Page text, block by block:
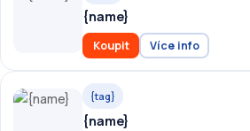
{name}
Koupit Více info
{tag}
{name}